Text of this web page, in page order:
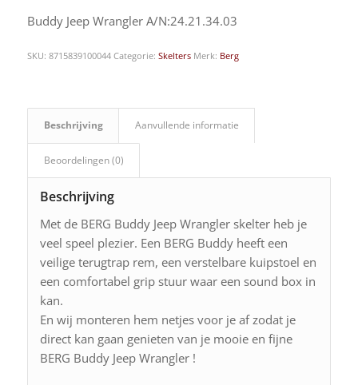
Buddy Jeep Wrangler A/N:24.21.34.03
SKU: 8715839100044 Categorie: Skelters Merk: Berg
Beschrijving Aanvullende informatie
Beoordelingen (0)
Beschrijving
Met de BERG Buddy Jeep Wrangler skelter heb je
veel speel plezier. Een BERG Buddy heeft een
veilige terugtrap rem, een verstelbare kuipstoel en
een comfortabel grip stuur waar een sound box in
kan.
En wij monteren hem netjes voor je af zodat je
direct kan gaan genieten van je mooie en fijne
BERG Buddy Jeep Wrangler !